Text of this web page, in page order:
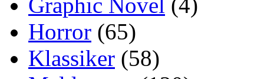
Horror (65)
Klassiker (58)